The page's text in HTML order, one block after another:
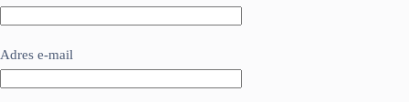
Adres e-mail